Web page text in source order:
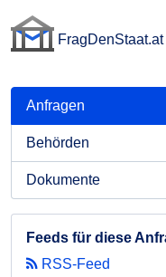
FragDenStaat.at
Anfragen
Behörden
Dokumente
Feeds für diese
RSS-Feed